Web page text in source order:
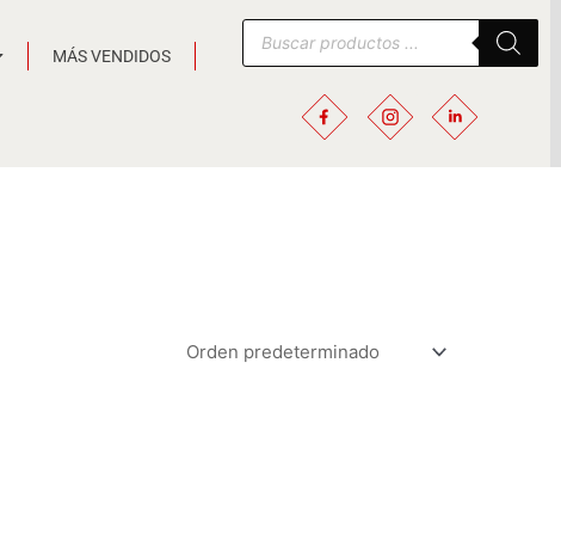
MÁS VENDIDOS
Búsqueda
de
productos